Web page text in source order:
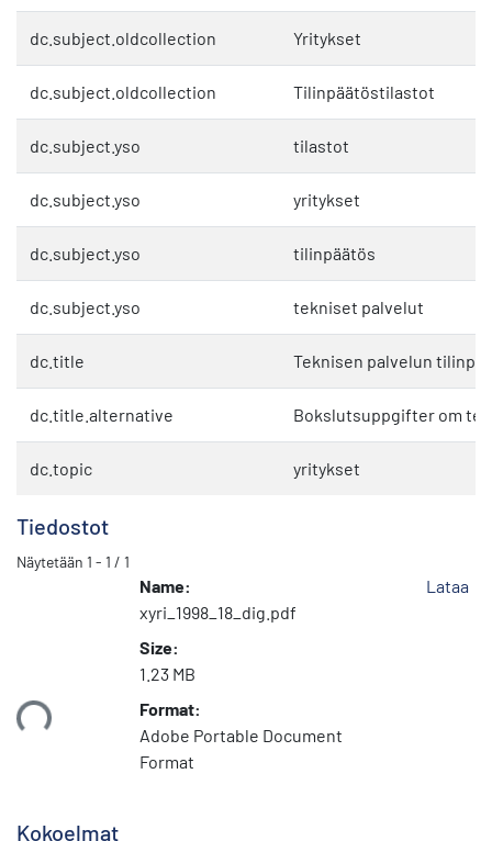
dc.subject.oldcollection Yritykset
dc.subject.oldcollection Tilinpäätöstilastot
dc.subject.yso tilastot
dc.subject.yso yritykset
dc.subject.yso tilinpäätös
dc.subject.yso tekniset palvelut
dc.title Teknisen palvelun
dc.title.alternative Bokslutsuppgifter om
dc.topic yritykset
Tiedostot
Näytetään 1 - 1 / 1
Name:
xyri_1998_18_dig.pdf
Size:
1.23 MB
Format:
Adobe Portable Document
Format
Lataa
Kokoelmat